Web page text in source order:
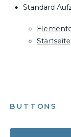
Standard
Startseite
BUTTONS